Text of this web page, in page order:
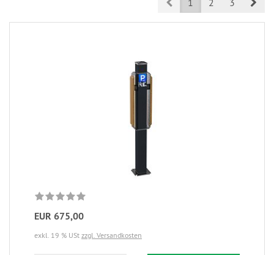
1 2 3
EUR 675,00
exkl. 19 % USt zzgl. Versandkosten